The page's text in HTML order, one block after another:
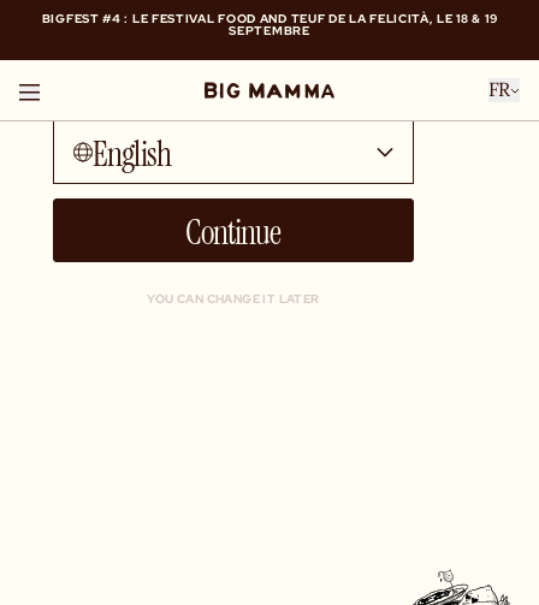
Talk to me in...
English
Continue
YOU CAN CHANGE IT LATER
BIGFEST #4 : LE FESTIVAL FOOD AND TEUF DE LA FELICITÀ, LE 18 & 19
SEPTEMBRE
SEPTEMBRE
FR